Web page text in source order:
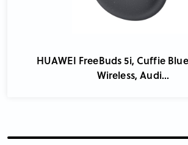
HUAWEI FreeBuds 5i, Cuffie
Wireless, Audi...